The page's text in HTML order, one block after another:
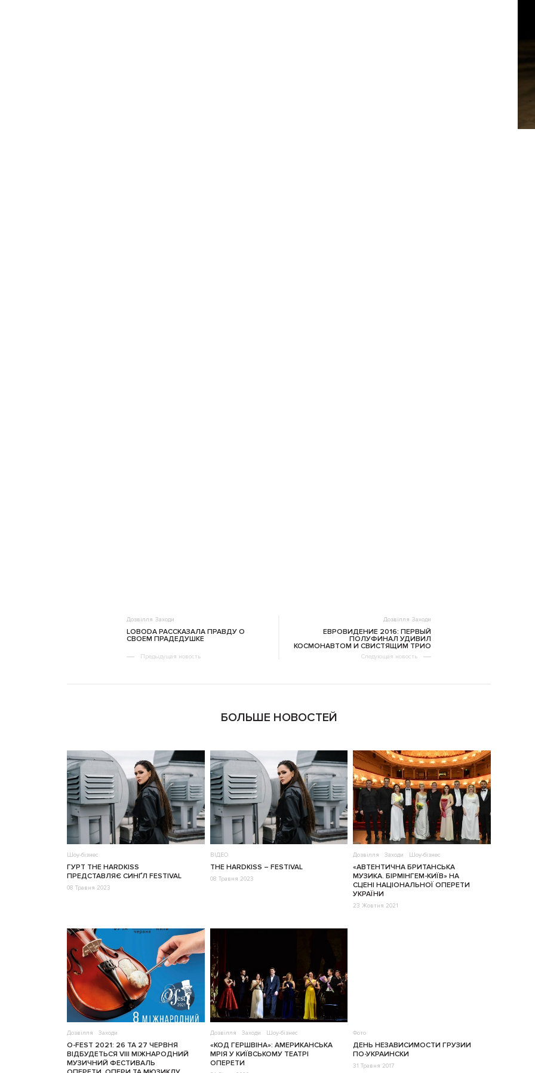
Дозвілля Заходи
LOBODA РАССКАЗАЛА ПРАВДУ О
СВОЕМ ПРАДЕДУШКЕ
Предыдущая новость
Дозвілля Заходи
ЕВРОВИДЕНИЕ 2016: ПЕРВЫЙ
ПОЛУФИНАЛ УДИВИЛ
КОСМОНАВТОМ И СВИСТЯЩИМ ТРИО
Следующая новость
БОЛЬШЕ НОВОСТЕЙ
Шоу-бізнес
ГУРТ THE HARDKISS
ПРЕДСТАВЛЯЄ СИНҐЛ FESTIVAL
08 Травня 2023
ВІДЕО
THE HARDKISS – FESTIVAL
08 Травня 2023
Дозвілля Заходи Шоу-бізнес
«АВТЕНТИЧНА БРИТАНСЬКА
МУЗИКА. БІРМІНГЕМ-КИЇВ» НА
СЦЕНІ НАЦІОНАЛЬНОЇ ОПЕРЕТИ
УКРАЇНИ
23 Жовтня 2021
Дозвілля Заходи
О-FEST 2021: 26 ТА 27 ЧЕРВНЯ
ВІДБУДЕТЬСЯ VIІI МІЖНАРОДНИЙ
МУЗИЧНИЙ ФЕСТИВАЛЬ
Дозвілля Заходи Шоу-бізнес
«КОД ГЕРШВІНА»: АМЕРИКАНСЬКА
МРІЯ У КИЇВСЬКОМУ ТЕАТРІ
ОПЕРЕТИ
Фото
ДЕНЬ НЕЗАВИСИМОСТИ ГРУЗИИ
ПО-УКРАИНСКИ
31 Травня 2017